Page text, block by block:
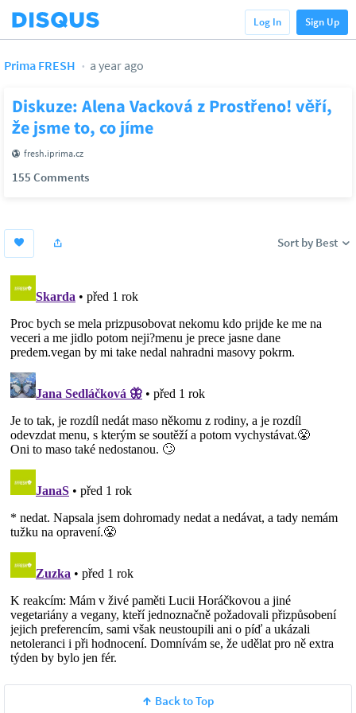
Log In Sign Up
Prima FRESH a year ago
Diskuze: Alena Vacková z Prostřeno! věří,
že jsme to, co jíme
fresh.iprima.cz
155 Comments
Sort by Best
Back to Top